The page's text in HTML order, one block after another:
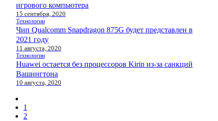
игрового компьютера
15 сентября, 2020
Технологии
Чип Qualcomm Snapdragon 875G будет представлен в
2021 году
11 августа, 2020
Технологии
Huawei остается без процессоров Kirin из-за санкций
Вашингтона
10 августа, 2020
1
2